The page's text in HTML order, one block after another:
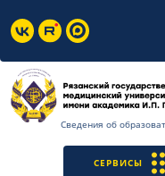
Сведения об
СЕРВИСЫ